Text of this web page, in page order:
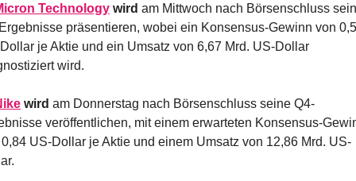
Technology wird am Mittwoch nach Börsenschluss
präsentieren, wobei ein Konsensus-Gewinn von
je Aktie und ein Umsatz von 6,67 Mrd. US-Dollar
wird.
wird am Donnerstag nach Börsenschluss seine Q4-
veröffentlichen, mit einem erwarteten Konsensus-
US-Dollar je Aktie und einem Umsatz von 12,86 Mrd. US-